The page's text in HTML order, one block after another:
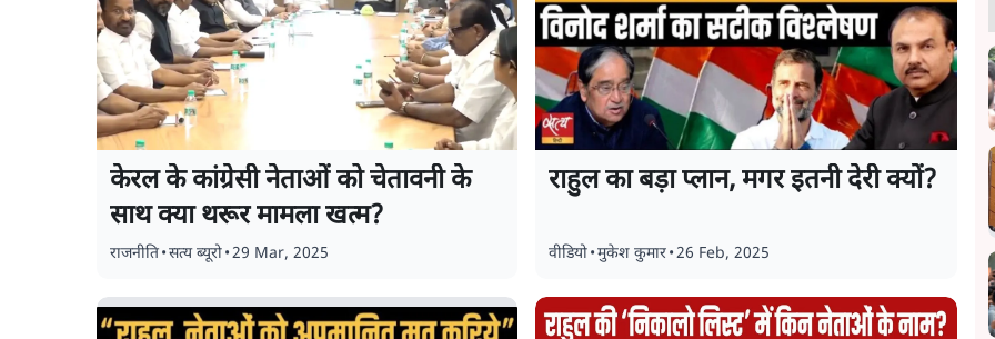
केरल के कांग्रेसी नेताओं को चेतावनी के
साथ क्या थरूर मामला खत्म?
राजनीति•सत्य ब्यूरो•29 Mar, 2025
राहुल का बड़ा प्लान, मगर इतनी देरी क्यों?
वीडियो•मुकेश कुमार•26 Feb, 2025